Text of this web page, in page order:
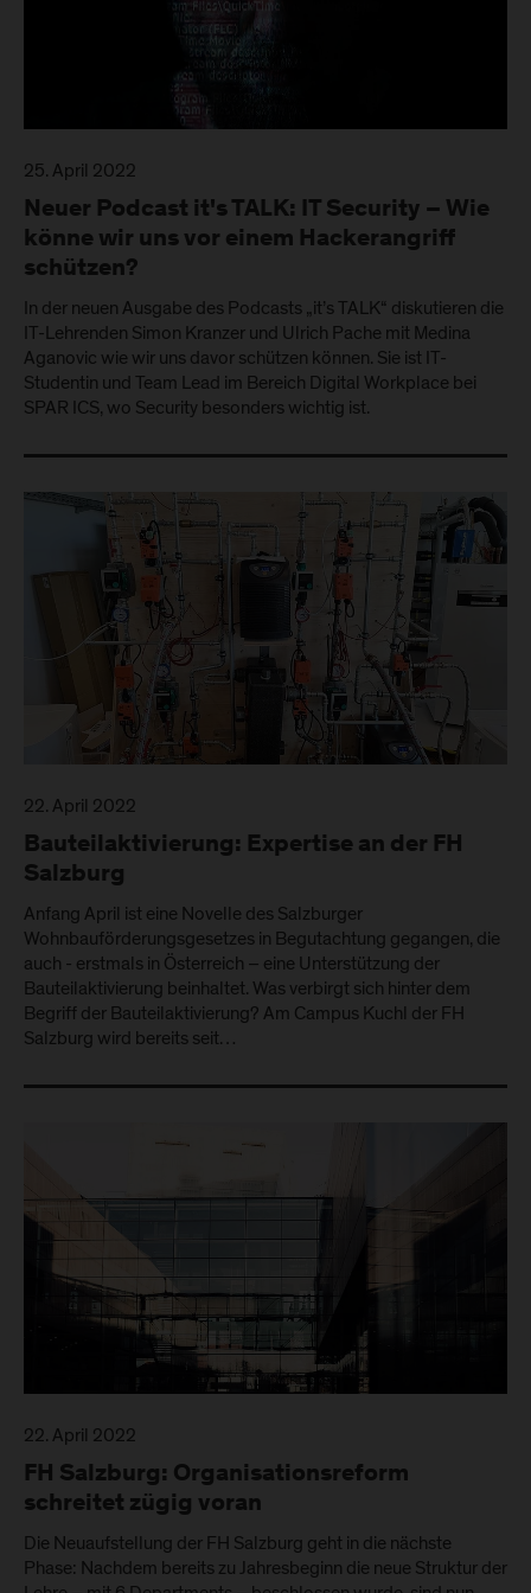
25. April 2022
Neuer Podcast it's TALK: IT Security – Wie
könne wir uns vor einem Hackerangriff
schützen?
In der neuen Ausgabe des Podcasts „it’s TALK“ diskutieren die
IT-Lehrenden Simon Kranzer und Ulrich Pache mit Medina
Aganovic wie wir uns davor schützen können. Sie ist IT-
Studentin und Team Lead im Bereich Digital Workplace bei
SPAR ICS, wo Security besonders wichtig ist.
22. April 2022
Bauteilaktivierung: Expertise an der FH
Salzburg
Anfang April ist eine Novelle des Salzburger
Wohnbauförderungsgesetzes in Begutachtung gegangen, die
auch - erstmals in Österreich – eine Unterstützung der
Bauteilaktivierung beinhaltet. Was verbirgt sich hinter dem
Begriff der Bauteilaktivierung? Am Campus Kuchl der FH
Salzburg wird bereits seit…
22. April 2022
FH Salzburg: Organisationsreform
schreitet zügig voran
​​​​​​​Die Neuaufstellung der FH Salzburg geht in die nächste
Phase: Nachdem bereits zu Jahresbeginn die neue Struktur der